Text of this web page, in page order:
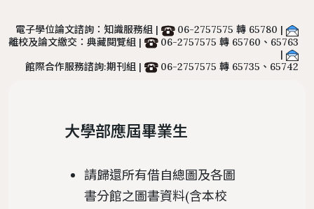
中文期刊館藏清單
報紙館藏清單
個人借閱
跨館圖書互借
國科會期刊資源研究支援服務
中研院統計文獻服務
遵守智慧財產權宣導
二手書交流平台
環景導覽
圖書館行事曆
電子學位論文諮詢：知識服務組 |
06-2757575 轉 65780 |
離校及論文繳交：典藏閱覽組 |
06-2757575 轉 65760、65763
|
館際合作服務諮詢:期刊組 |
06-2757575 轉 65735、65742
大學部應屆畢業生
請歸還所有借自總圖及各圖
書分館之圖書資料(含本校